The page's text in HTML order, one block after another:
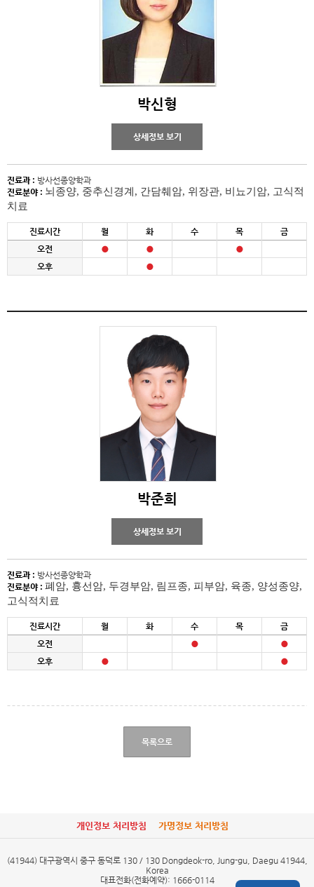
박신형
상세정보 보기
진료과 : 방사선종양학과
진료분야 : 뇌종양, 중추신경계, 간담췌암, 위장관, 비뇨기암, 고식적
치료
진료시간 월 화 수 목
금
오전
오후
박준희
상세정보 보기
진료과 : 방사선종양학과
진료분야 : 폐암, 흉선암, 두경부암, 림프종, 피부암, 육종, 양성종양,
고식적치료
진료시간 월 화 수 목
금
오전
오후
목록으로
개인정보 처리방침 가명정보 처리방침
(41944) 대구광역시 중구 동덕로 130 / 130 Dongdeok-ro, Jung-gu, Daegu 41944,
Korea
대표전화(전화예약): 1666-0114